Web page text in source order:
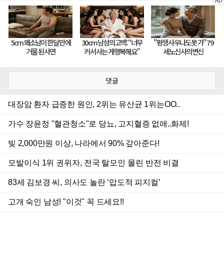
댓글